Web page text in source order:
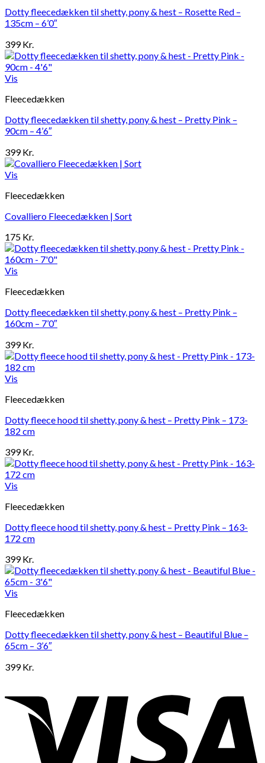
Dotty fleecedækken til shetty, pony & hest – Rosette Red –
135cm – 6’0″
399Kr.
Vis
Fleecedækken
Dotty fleecedækken til shetty, pony & hest – Pretty Pink –
90cm – 4’6″
399Kr.
Vis
Fleecedækken
Covalliero Fleecedækken | Sort
175 Kr.
Vis
Fleecedækken
Dotty fleecedækken til shetty, pony & hest – Pretty Pink –
160cm – 7’0″
399Kr.
Vis
Fleecedækken
Dotty fleece hood til shetty, pony & hest – Pretty Pink – 173-
182 cm
399Kr.
Vis
Fleecedækken
Dotty fleece hood til shetty, pony & hest – Pretty Pink – 163-
172 cm
399Kr.
Vis
Fleecedækken
Dotty fleecedækken til shetty, pony & hest – Beautiful Blue –
65cm – 3’6″
399Kr.